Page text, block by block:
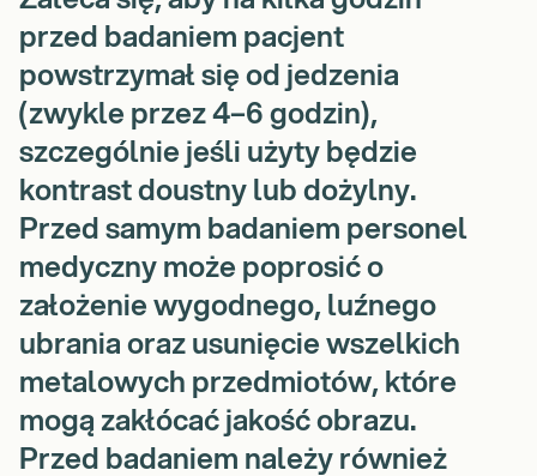
przed badaniem pacjent
powstrzymał się od jedzenia
(zwykle przez 4–6 godzin),
szczególnie jeśli użyty będzie
kontrast doustny lub dożylny.
Przed samym badaniem personel
medyczny może poprosić o
założenie wygodnego, luźnego
ubrania oraz usunięcie wszelkich
metalowych przedmiotów, które
mogą zakłócać jakość obrazu.
Przed badaniem należy również